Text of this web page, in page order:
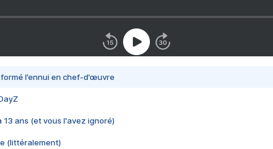
l’ennui en chef-d’œuvre
13 ans (et vous l'avez ignoré)
(littéralement)